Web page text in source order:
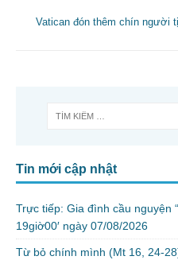
Vatican đón thêm chín người
Tin mới cập nhật
Trực tiếp: Gia đình cầu nguyện
19giờ00′ ngày 07/08/2026
Từ bỏ chính mình (Mt 16, 24-